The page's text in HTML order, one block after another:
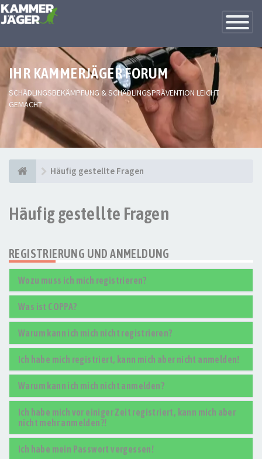
Toggle
IHR KAMMERJÄGER FORUM
SCHÄDLINGSBEKÄMPFUNG & SCHÄDLINGSPRÄVENTION LEICHT
GEMACHT
Häufig gestellte Fragen
Häufig gestellte Fragen
REGISTRIERUNG UND ANMELDUNG
Wozu muss ich mich registrieren?
Was ist COPPA?
Warum kann ich mich nicht registrieren?
Ich habe mich registriert, kann mich aber nicht anmelden!
Warum kann ich mich nicht anmelden?
Ich habe mich vor einiger Zeit registriert, kann mich aber
nicht mehr anmelden?!
Ich habe mein Passwort vergessen!